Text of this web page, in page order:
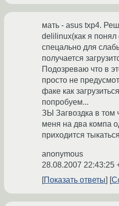
мать - asus txp4.
delilinux(как я понял
спецально для
получается
Подозреваю что в
просто не
факе как
попробуем...
ЗЫ Загвоздка в том
меня на два компа
приходится
anonymous
28.08.2007 22:43:25
Показать ответы